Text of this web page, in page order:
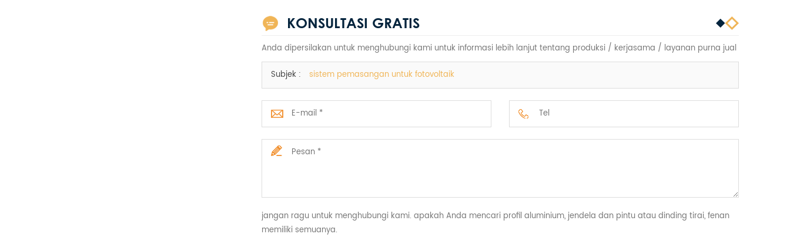
KONSULTASI GRATIS
Anda dipersilakan untuk menghubungi kami untuk informasi lebih lanjut tentang produksi / kerjasama / layanan purna jual
Subjek : sistem pemasangan untuk fotovoltaik
jangan ragu untuk menghubungi kami. apakah Anda mencari profil aluminium, jendela dan pintu atau dinding tirai, fenan
memiliki semuanya.